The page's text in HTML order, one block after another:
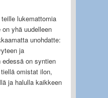
lukemattomia
yhä uudelleen
unohdatte:
ja
edessä on syntien
omistat ilon,
ja halulla kaikkeen